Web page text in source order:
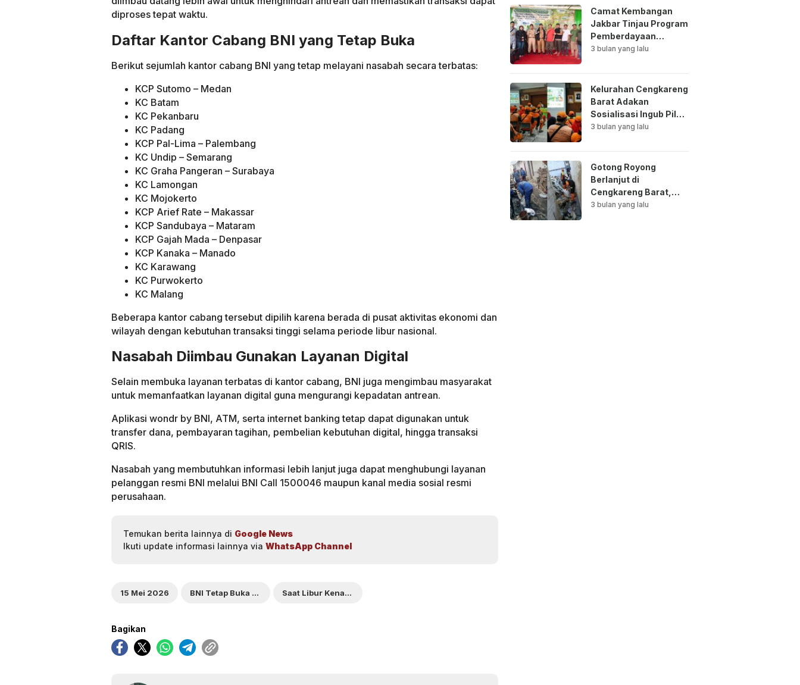
diproses tepat waktu.
Daftar Kantor Cabang BNI yang Tetap Buka
Berikut sejumlah kantor cabang BNI yang tetap melayani nasabah secara terbatas:
KCP Sutomo – Medan
KC Batam
KC Pekanbaru
KC Padang
KCP Pal-Lima – Palembang
KC Undip – Semarang
KC Graha Pangeran – Surabaya
KC Lamongan
KC Mojokerto
KCP Arief Rate – Makassar
KCP Sandubaya – Mataram
KCP Gajah Mada – Denpasar
KCP Kanaka – Manado
KC Karawang
KC Purwokerto
KC Malang
Beberapa kantor cabang tersebut dipilih karena berada di pusat aktivitas ekonomi dan
wilayah dengan kebutuhan transaksi tinggi selama periode libur nasional.
Nasabah Diimbau Gunakan Layanan Digital
Selain membuka layanan terbatas di kantor cabang, BNI juga mengimbau masyarakat
untuk memanfaatkan layanan digital guna mengurangi kepadatan antrean.
Aplikasi wondr by BNI, ATM, serta internet banking tetap dapat digunakan untuk
transfer dana, pembayaran tagihan, pembelian kebutuhan digital, hingga transaksi
QRIS.
Nasabah yang membutuhkan informasi lebih lanjut juga dapat menghubungi layanan
pelanggan resmi BNI melalui BNI Call 1500046 maupun kanal media sosial resmi
perusahaan.
Temukan berita lainnya di Google News
Ikuti update informasi lainnya via WhatsApp Channel
15 Mei 2026 BNI Tetap Buka Terbatas Saat Libur Kenaikan Yesus Kristus
Bagikan
Camat Kembangan
Jakbar Tinjau Program
Pemberdayaan
Lingkungan di Bale
3 bulan yang lalu
Kelurahan Cengkareng
Barat Adakan
Sosialisasi Ingub Pilah
Sampah Kepada PPSU
3 bulan yang lalu
Gotong Royong
Berlanjut di
Cengkareng Barat,
Saluran Air
3 bulan yang lalu